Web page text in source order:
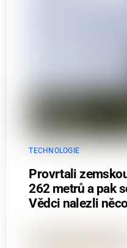
TECHNOLOGIE
Provrtali
262 metrů a pak
Vědci nalezli